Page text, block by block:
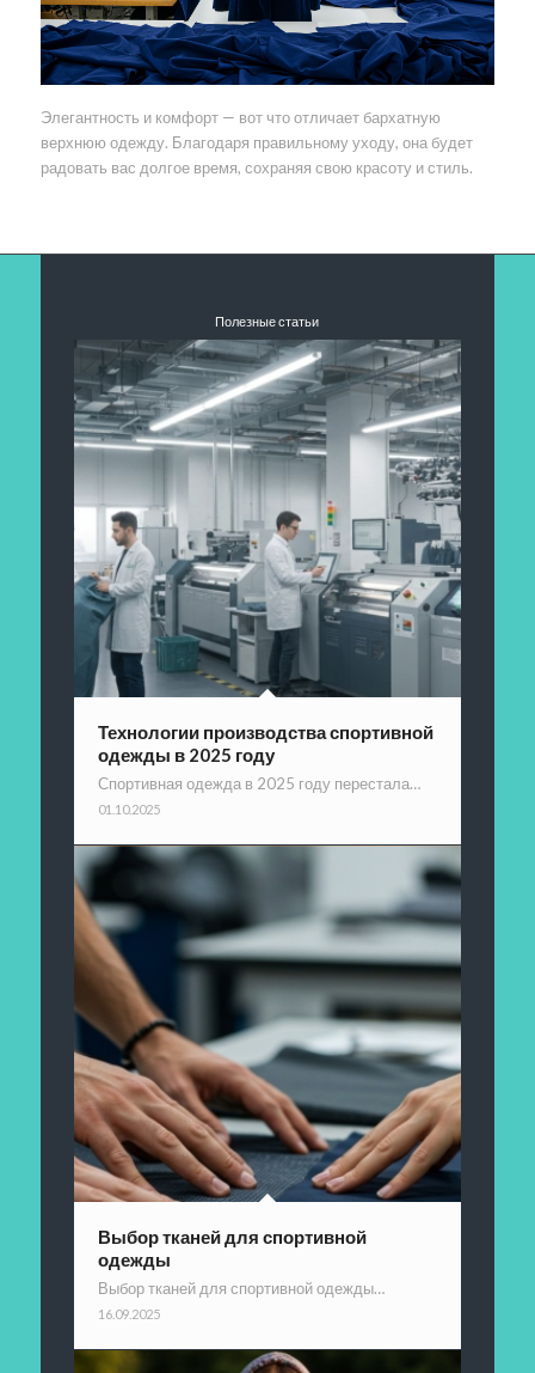
Элегантность и комфорт — вот что отличает бархатную
верхнюю одежду. Благодаря правильному уходу, она будет
радовать вас долгое время, сохраняя свою красоту и стиль.
Полезные статьи
Технологии производства спортивной
одежды в 2025 году
Спортивная одежда в 2025 году перестала…
01.10.2025
Выбор тканей для спортивной
одежды
Выбор тканей для спортивной одежды…
16.09.2025